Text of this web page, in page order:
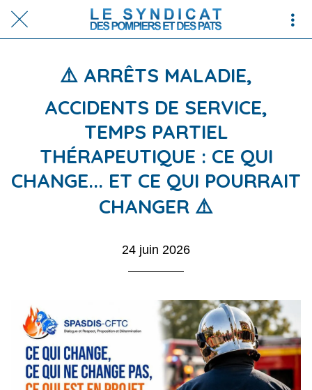
⚠️ ARRÊTS MALADIE,
ACCIDENTS DE SERVICE,
TEMPS PARTIEL
THÉRAPEUTIQUE : CE QUI
CHANGE... ET CE QUI POURRAIT
CHANGER ⚠️
24 juin 2026